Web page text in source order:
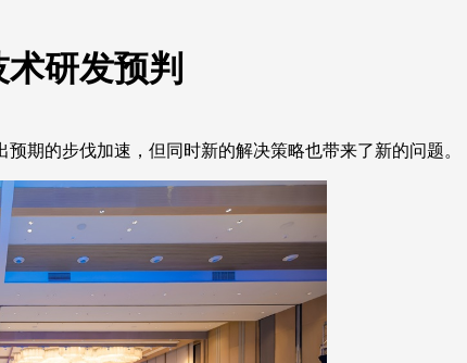
研发预判
期的步伐加速，但同时新的解决策略也带来了新的问题。